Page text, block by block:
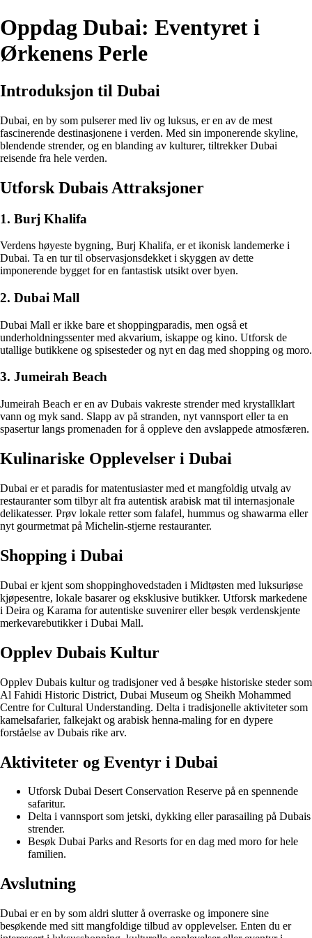
Oppdag Dubai: Eventyret i
Ørkenens Perle
Introduksjon til Dubai
Dubai, en by som pulserer med liv og luksus, er en av de mest
fascinerende destinasjonene i verden. Med sin imponerende skyline,
blendende strender, og en blanding av kulturer, tiltrekker Dubai
reisende fra hele verden.
Utforsk Dubais Attraksjoner
1. Burj Khalifa
Verdens høyeste bygning, Burj Khalifa, er et ikonisk landemerke i
Dubai. Ta en tur til observasjonsdekket i skyggen av dette
imponerende bygget for en fantastisk utsikt over byen.
2. Dubai Mall
Dubai Mall er ikke bare et shoppingparadis, men også et
underholdningssenter med akvarium, iskappe og kino. Utforsk de
utallige butikkene og spisesteder og nyt en dag med shopping og moro.
3. Jumeirah Beach
Jumeirah Beach er en av Dubais vakreste strender med krystallklart
vann og myk sand. Slapp av på stranden, nyt vannsport eller ta en
spasertur langs promenaden for å oppleve den avslappede atmosfæren.
Kulinariske Opplevelser i Dubai
Dubai er et paradis for matentusiaster med et mangfoldig utvalg av
restauranter som tilbyr alt fra autentisk arabisk mat til internasjonale
delikatesser. Prøv lokale retter som falafel, hummus og shawarma eller
nyt gourmetmat på Michelin-stjerne restauranter.
Shopping i Dubai
Dubai er kjent som shoppinghovedstaden i Midtøsten med luksuriøse
kjøpesentre, lokale basarer og eksklusive butikker. Utforsk markedene
i Deira og Karama for autentiske suvenirer eller besøk verdenskjente
merkevarebutikker i Dubai Mall.
Opplev Dubais Kultur
Opplev Dubais kultur og tradisjoner ved å besøke historiske steder som
Al Fahidi Historic District, Dubai Museum og Sheikh Mohammed
Centre for Cultural Understanding. Delta i tradisjonelle aktiviteter som
kamelsafarier, falkejakt og arabisk henna-maling for en dypere
forståelse av Dubais rike arv.
Aktiviteter og Eventyr i Dubai
Utforsk Dubai Desert Conservation Reserve på en spennende
safaritur.
Delta i vannsport som jetski, dykking eller parasailing på Dubais
strender.
Besøk Dubai Parks and Resorts for en dag med moro for hele
familien.
Avslutning
Dubai er en by som aldri slutter å overraske og imponere sine
besøkende med sitt mangfoldige tilbud av opplevelser. Enten du er